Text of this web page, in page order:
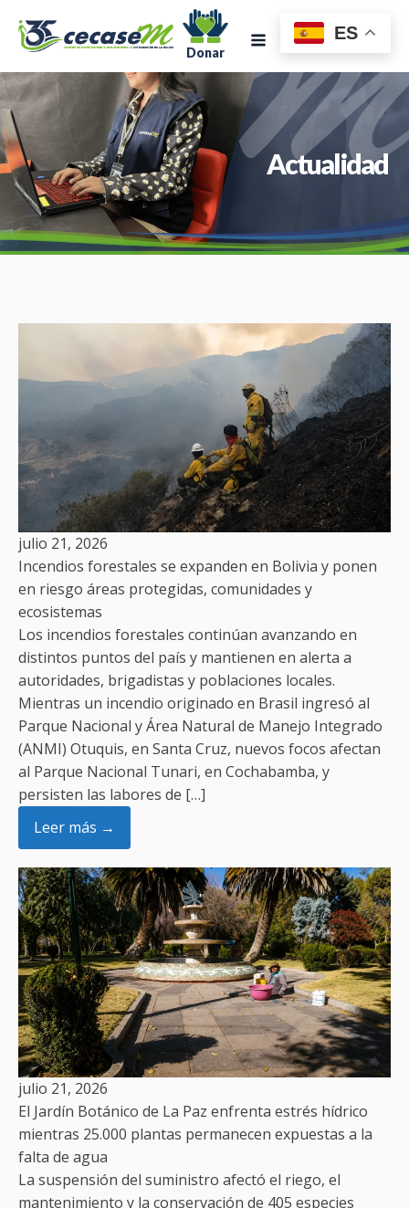
Donar
ES
Actualidad
julio 21, 2026
Incendios forestales se expanden en Bolivia y ponen
en riesgo áreas protegidas, comunidades y
ecosistemas
Los incendios forestales continúan avanzando en
distintos puntos del país y mantienen en alerta a
autoridades, brigadistas y poblaciones locales.
Mientras un incendio originado en Brasil ingresó al
Parque Nacional y Área Natural de Manejo Integrado
(ANMI) Otuquis, en Santa Cruz, nuevos focos afectan
al Parque Nacional Tunari, en Cochabamba, y
persisten las labores de […]
Leer más →
julio 21, 2026
El Jardín Botánico de La Paz enfrenta estrés hídrico
mientras 25.000 plantas permanecen expuestas a la
falta de agua
La suspensión del suministro afectó el riego, el
mantenimiento y la conservación de 405 especies